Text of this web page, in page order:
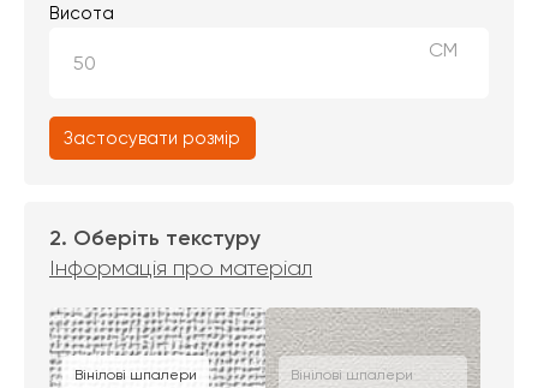
Висота
СМ
Застосувати розмір
2. Оберіть текстуру
Інформація про матеріал
Вінілові шпалери Вінілові шпалери